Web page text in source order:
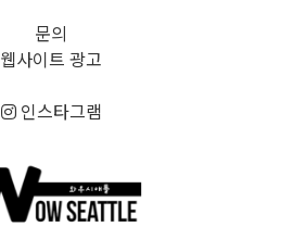
문의
웹사이트 광고
인스타그램